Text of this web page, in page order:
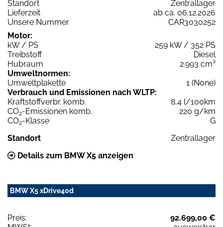
Standort
Zentrallager
Lieferzeit
ab ca. 06.12.2026
Unsere Nummer
CAR3030252
Motor:
kW / PS
259 kW / 352 PS
Treibstoff
Diesel
Hubraum
2.993 cm³
Umweltnormen:
Umweltplakette
1 (None)
Verbrauch und Emissionen nach WLTP:
Kraftstoffverbr. komb.
8,4 l/100km
CO2-Emissionen komb.
220 g/km
CO2-Klasse
G
Standort
Zentrallager
Details zum BMW X5 anzeigen
BMW X5 xDrive40d
Preis:
92.699,00 €